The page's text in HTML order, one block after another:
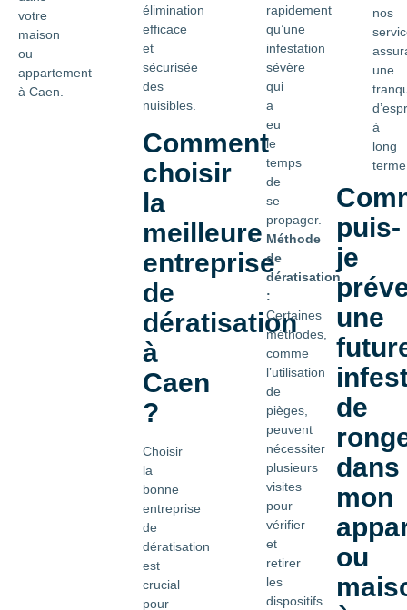
votre
maison
ou
appartement
à Caen.
élimination
efficace
et
sécurisée
des
nuisibles.
Comment
choisir
la
meilleure
entreprise
de
dératisation
à
Caen
?
Choisir
la
bonne
entreprise
de
dératisation
est
crucial
pour
rapidement
qu’une
infestation
sévère
qui
a
eu
le
temps
de
se
propager.
Méthode
de
dératisation
:
Certaines
méthodes,
comme
l’utilisation
de
pièges,
peuvent
nécessiter
plusieurs
visites
pour
vérifier
et
retirer
les
dispositifs.
nos
une
à
long
puis-
je
une
de
dans
mon
ou